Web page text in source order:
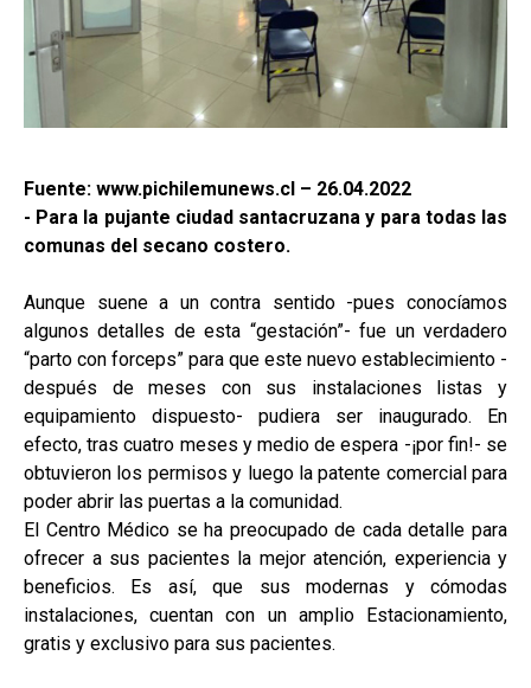
Fuente: www.pichilemunews.cl – 26.04.2022
- Para la pujante ciudad santacruzana y para todas las
comunas del secano costero.
Aunque suene a un contra sentido -pues conocíamos
algunos detalles de esta “gestación”- fue un verdadero
“parto con forceps” para que este nuevo establecimiento -
después de meses con sus instalaciones listas y
equipamiento dispuesto- pudiera ser inaugurado. En
efecto, tras cuatro meses y medio de espera -¡por fin!- se
obtuvieron los permisos y luego la patente comercial para
poder abrir las puertas a la comunidad.
El Centro Médico se ha preocupado de cada detalle para
ofrecer a sus pacientes la mejor atención, experiencia y
beneficios. Es así, que sus modernas y cómodas
instalaciones, cuentan con un amplio Estacionamiento,
gratis y exclusivo para sus pacientes.